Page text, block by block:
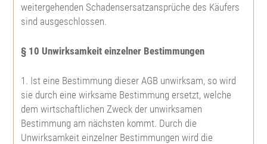
weitergehenden Schadensersatzansprüche des Käufers
sind ausgeschlossen.
§ 10 Unwirksamkeit einzelner Bestimmungen
1. Ist eine Bestimmung dieser AGB unwirksam, so wird
sie durch eine wirksame Bestimmung ersetzt, welche
dem wirtschaftlichen Zweck der unwirksamen
Bestimmung am nächsten kommt. Durch die
Unwirksamkeit einzelner Bestimmungen wird die